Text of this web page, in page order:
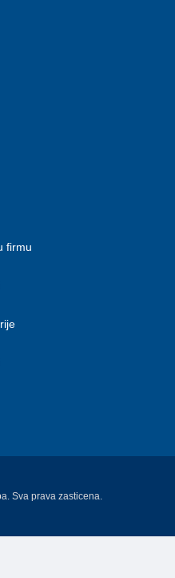
firmu
Sva prava zasticena.